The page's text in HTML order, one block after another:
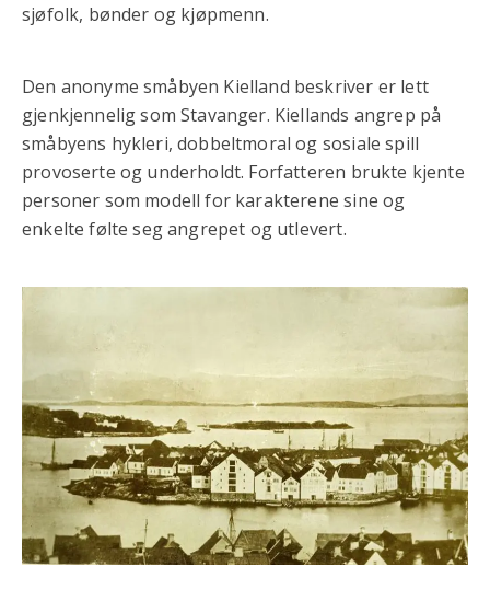
sjøfolk, bønder og kjøpmenn.
Den anonyme småbyen Kielland beskriver er lett
gjenkjennelig som Stavanger. Kiellands angrep på
småbyens hykleri, dobbeltmoral og sosiale spill
provoserte og underholdt. Forfatteren brukte kjente
personer som modell for karakterene sine og
enkelte følte seg angrepet og utlevert.